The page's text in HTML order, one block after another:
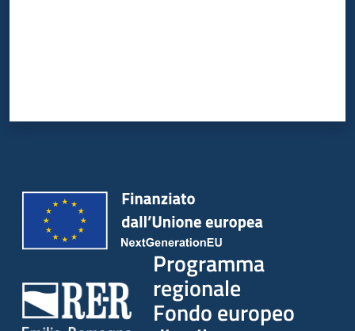
Programma
regionale
Fondo europeo